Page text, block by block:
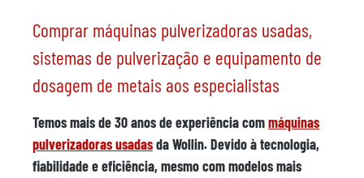
Comprar máquinas pulverizadoras usadas,
sistemas de pulverização e equipamento de
dosagem de metais aos especialistas
Temos mais de30 anos deexperiência commáquinas
pulverizadoras usadasda Wollin. Devido àtecnologia,
fiabilidadeeeficiência, mesmo com modelos mais